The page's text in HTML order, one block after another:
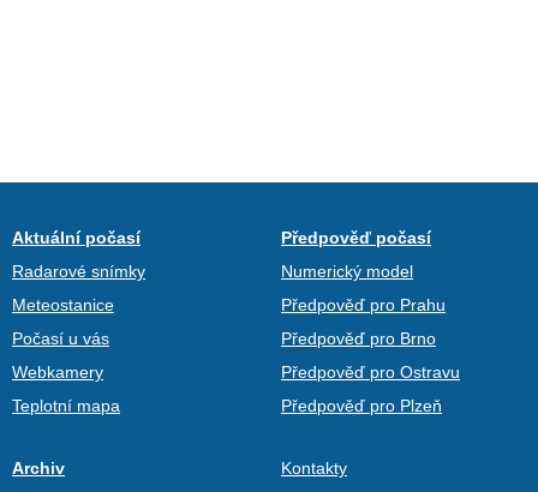
Aktuální počasí
Radarové snímky
Meteostanice
Počasí u vás
Webkamery
Teplotní mapa
Předpověď počasí
Numerický model
Předpověď pro Prahu
Předpověď pro Brno
Předpověď pro Ostravu
Předpověď pro Plzeň
Archiv Kontakty